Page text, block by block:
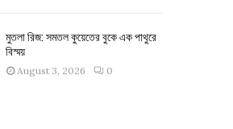
মুতলা রিজ: সমতল কুয়েতের বুকে এক পাথুরে
বিস্ময়
August 3, 2026 0